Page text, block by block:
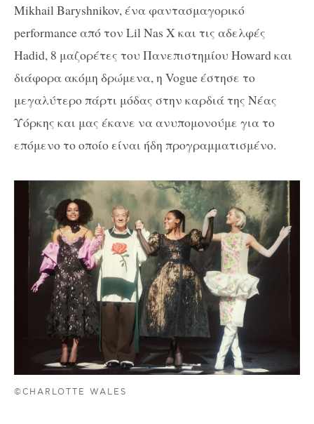
Mikhail Baryshnikov, ένα φαντασμαγορικό
performance από τον Lil Nas X και τις αδελφές
Hadid, 8 μαζορέτες του Πανεπιστημίου Howard και
διάφορα ακόμη δρώμενα, η Vogue έστησε το
μεγαλύτερο πάρτι μόδας στην καρδιά της Νέας
Υόρκης και μας έκανε να ανυπομονούμε για το
επόμενο το οποίο είναι ήδη προγραμματισμένο.
©CHARLOTTE WALES